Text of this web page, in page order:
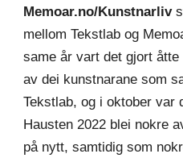
Memoar.no/Kunstnarliv
mellom Tekstlab og
same år vart det gjort
av dei kunstnarane som
Tekstlab, og i oktober var
Hausten 2022 blei nokre
på nytt, samtidig som